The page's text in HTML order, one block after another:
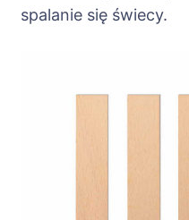
spalanie się świecy.